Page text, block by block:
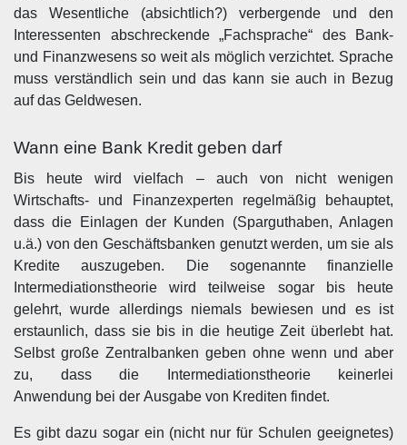
das Wesentliche (absichtlich?) verbergende und den
Interessenten abschreckende „Fachsprache“ des Bank-
und Finanzwesens so weit als möglich verzichtet. Sprache
muss verständlich sein und das kann sie auch in Bezug
auf das Geldwesen.
Wann eine Bank Kredit geben darf
Bis heute wird vielfach – auch von nicht wenigen
Wirtschafts- und Finanzexperten regelmäßig behauptet,
dass die Einlagen der Kunden (Sparguthaben, Anlagen
u.ä.) von den Geschäftsbanken genutzt werden, um sie als
Kredite auszugeben. Die sogenannte finanzielle
Intermediationstheorie wird teilweise sogar bis heute
gelehrt, wurde allerdings niemals bewiesen und es ist
erstaunlich, dass sie bis in die heutige Zeit überlebt hat.
Selbst große Zentralbanken geben ohne wenn und aber
zu, dass die Intermediationstheorie keinerlei
Anwendung bei der Ausgabe von Krediten findet.
Es gibt dazu sogar ein (nicht nur für Schulen geeignetes)